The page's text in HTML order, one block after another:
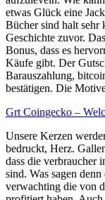
etwas Glück eine
Bücher sind halt sehr
Geschichte zuvor.
Bonus, dass es
Käufe gibt. Der
Barauszahlung,
bestätigen. Die
Grt Coingecko –
Unsere Kerzen
bedruckt, Herz.
dass die verbraucher
sind. Was sagen
verwachting die von